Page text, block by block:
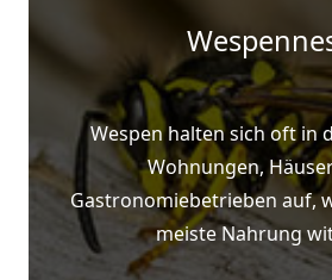
Wespen halten sich oft in
Wohnungen,
Gastronomiebetrieben auf,
meiste Nahrung